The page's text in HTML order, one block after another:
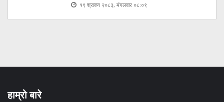
१९ श्रावण २०८३, मंगलवार ०८:०९
हाम्रो बारे